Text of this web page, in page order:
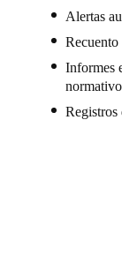
Alertas
Recuento
Informes
Registros